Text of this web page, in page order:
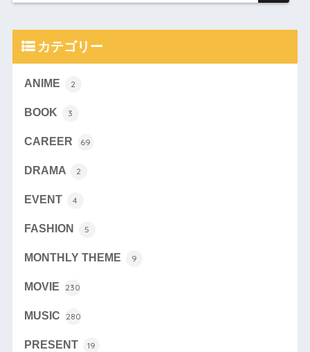
カテゴリー
ANIME 2
BOOK 3
CAREER 69
DRAMA 2
EVENT 4
FASHION 5
MONTHLY THEME 9
MOVIE 230
MUSIC 280
PRESENT 19